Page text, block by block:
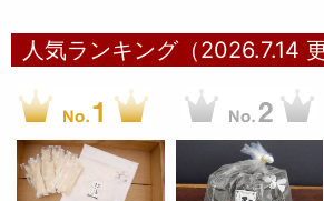
人気ランキング（2026.7.14 更